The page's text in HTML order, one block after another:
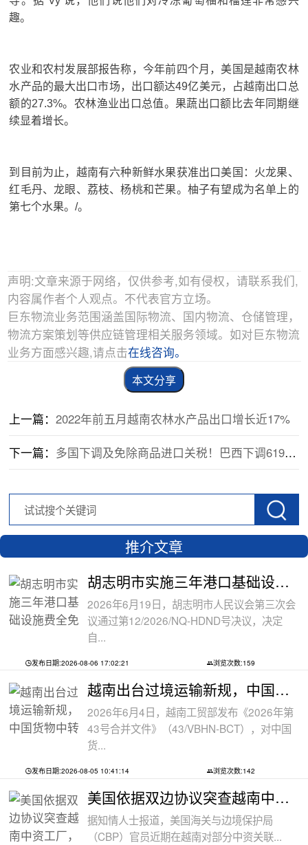
趣。
农业和农村发展部报告称，今年前四个月，美国是越南农林
水产品的最大出口市场，出口额达49亿美元，占越南出口总
额的27.3%。农林渔业出口总值。 果蔬出口额比去年同期继
续显着增长。
到目前为止，越南有六种新鲜水果获准出口美国：火龙果、
红毛丹、龙眼、荔枝、杨桃和芒果。 柚子有望成为名单上的
第七个水果。/。
声明:文章来源于网络，仅供参考,如有侵权，请联系我们,
内容属作者个人观点。不代表官方立场。
巨东物流业务范围涵盖国际物流、国内物流、仓储管理，
物流方案策划等供应链管理相关服务领域。如对巨东物流
业务方面感兴趣,请点击在线咨询。
本文分享
上一篇：2022年前五月越南农林水产品出口增长近17%
下一篇： 多国下调及免除商品进口关税！巴西下调6195项商品进口关税！
推介文章
胡志明市实施三年港口基础设施费全免政
2026年6月19日，胡志明市人民议会第三次会
议通过第12/2026/NQ-HDND号决议，决定
自...
发布日期:2026-08-06 17:02:21 浏览次数:159
越南出台过境运输新规，中国货物中转通
2026年6月4日，越南工贸部发布《2026年第
43号合并文件》（43/VBHN-BCT），对中国
货...
发布日期:2026-08-05 10:41:14 浏览次数:142
美国依据双边协议突查越南中资工厂，三
据知情人士报道，美国海关与边境保护局
（CBP）官员近期在越南对部分中资关联...